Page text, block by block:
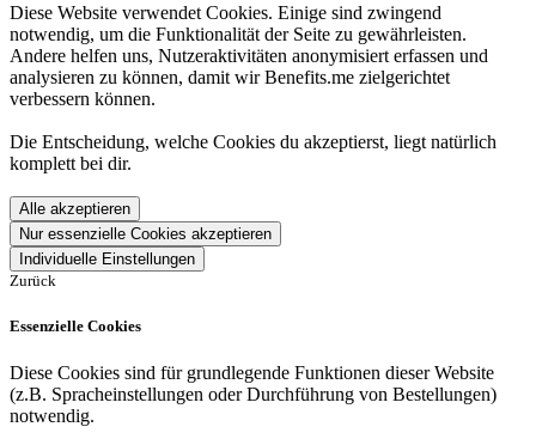
Diese Website verwendet Cookies. Einige sind zwingend
notwendig, um die Funktionalität der Seite zu gewährleisten.
Andere helfen uns, Nutzeraktivitäten anonymisiert erfassen und
analysieren zu können, damit wir Benefits.me zielgerichtet
verbessern können.
Die Entscheidung, welche Cookies du akzeptierst, liegt natürlich
komplett bei dir.
Alle akzeptieren
Nur essenzielle Cookies akzeptieren
Individuelle Einstellungen
Zurück
Essenzielle Cookies
Diese Cookies sind für grundlegende Funktionen dieser Website
(z.B. Spracheinstellungen oder Durchführung von Bestellungen)
notwendig.